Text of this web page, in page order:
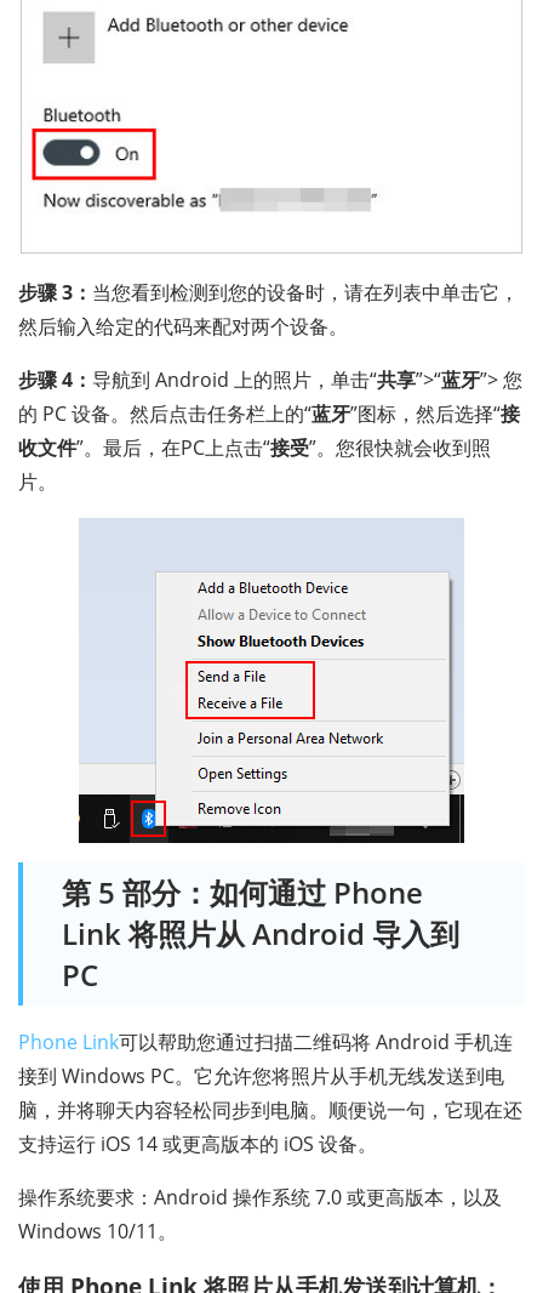
步骤 3： 当您看到检测到您的设备时，请在列表中单击它，
然后输入给定的代码来配对两个设备。
步骤 4： 导航到 Android 上的照片，单击“共享”>“蓝牙”> 您
的 PC 设备。然后点击任务栏上的“蓝牙”图标，然后选择“接
收文件”。最后，在PC上点击“接受”。您很快就会收到照
片。
第 5 部分：如何通过 Phone
Link 将照片从 Android 导入到
PC
Phone Link可以帮助您通过扫描二维码将 Android 手机连
接到 Windows PC。它允许您将照片从手机无线发送到电
脑，并将聊天内容轻松同步到电脑。顺便说一句，它现在还
支持运行 iOS 14 或更高版本的 iOS 设备。
操作系统要求：Android 操作系统 7.0 或更高版本，以及
Windows 10/11。
使用 Phone Link 将照片从手机发送到计算机：